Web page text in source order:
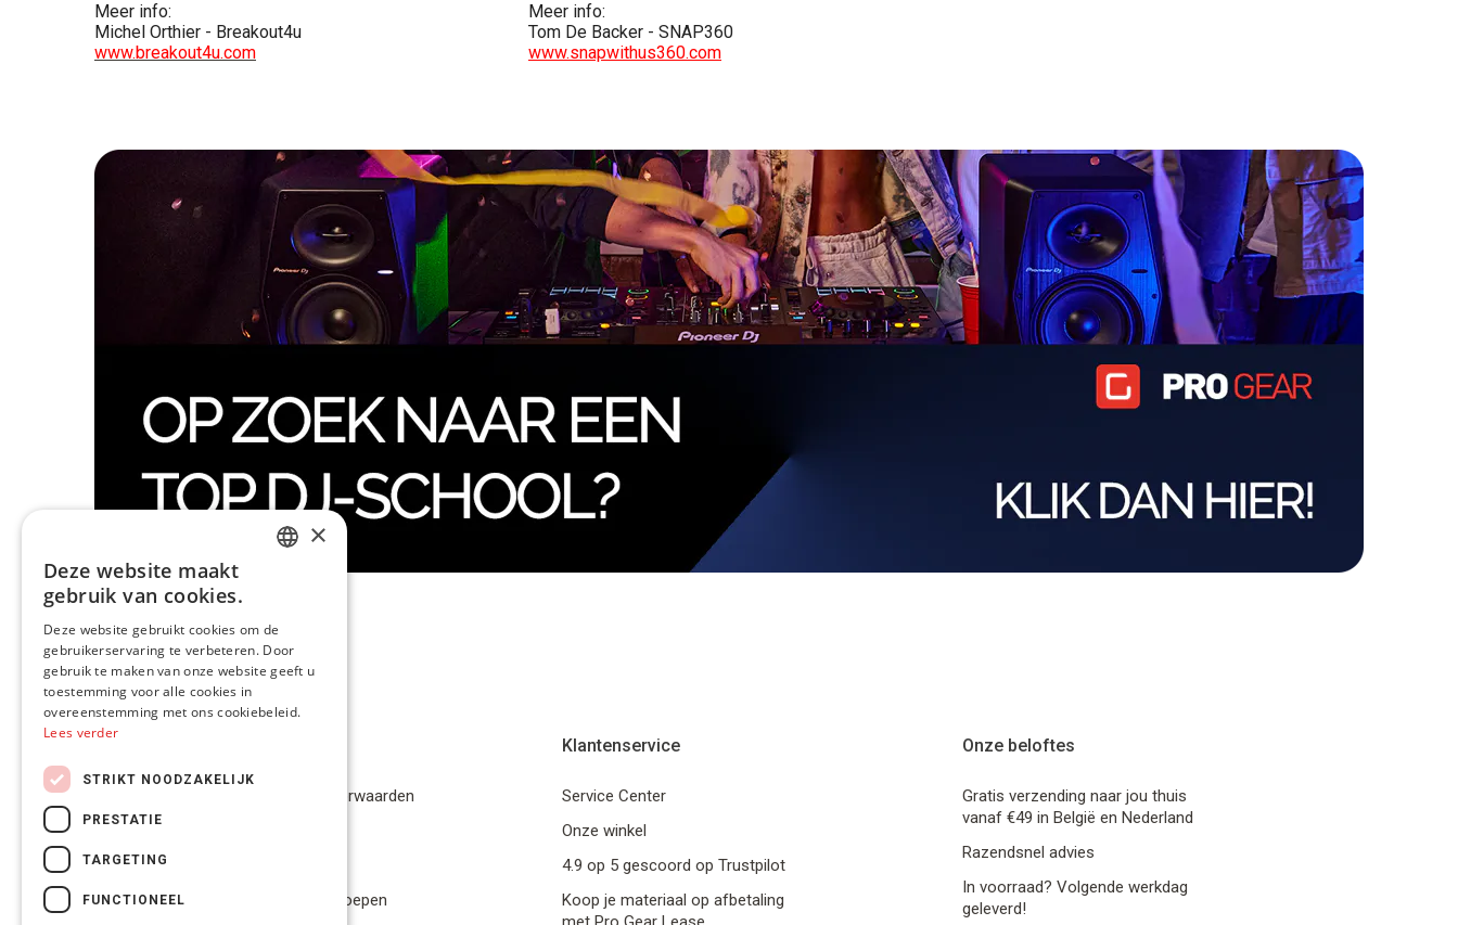
Meer info:
Michel Orthier - Breakout4u
www.breakout4u.com
Meer info:
Tom De Backer - SNAP360
www.snapwithus360.com
Algemene Voorwaarden
Bestelling herroepen
Klantenservice
Service Center
Onze winkel
4.9 op 5 gescoord op Trustpilot
Koop je materiaal op afbetaling
Onze beloftes
Gratis verzending naar jou thuis
vanaf €49 in België en Nederland
Razendsnel advies
In voorraad? Volgende werkdag
geleverd!
ENGLISH
×
Deze website maakt
gebruik van cookies.
Deze website gebruikt cookies om de
gebruikerservaring te verbeteren. Door
gebruik te maken van onze website geeft u
toestemming voor alle cookies in
overeenstemming met ons cookiebeleid.
Lees verder
STRIKT NOODZAKELIJK
PRESTATIE
TARGETING
FUNCTIONEEL